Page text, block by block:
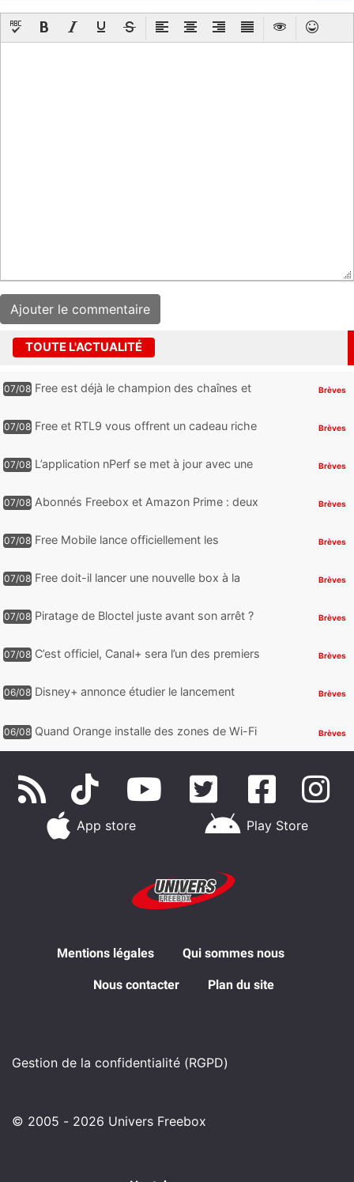
TOUTE L'ACTUALITÉ
07/08 Free est déjà le champion des chaînes et
Brèves
07/08 Free et RTL9 vous offrent un cadeau riche
Brèves
07/08 L’application nPerf se met à jour avec une
Brèves
07/08 Abonnés Freebox et Amazon Prime : deux
Brèves
07/08 Free Mobile lance officiellement les
cadeaux
Brèves
07/08 Free doit-il lancer une nouvelle box à la
Brèves
07/08 Piratage de Bloctel juste avant son arrêt ?
Brèves
07/08 C’est officiel, Canal+ sera l’un des premiers
Brèves
06/08 Disney+ annonce étudier le lancement
Brèves
06/08 Quand Orange installe des zones de Wi-Fi
Brèves
App store Play Store
Mentions légales Qui sommes nous
Nous contacter Plan du site
Gestion de la confidentialité (RGPD)
© 2005 - 2026 Univers Freebox